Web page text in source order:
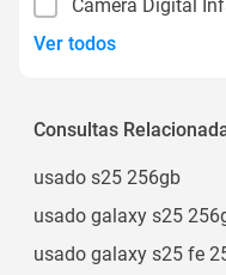
Câmera Digital
Ver todos
Consultas
usado s25 256gb
usado galaxy s25
usado galaxy s25 fe